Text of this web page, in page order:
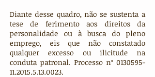
Diante desse quadro, não se sustenta a
tese de ferimento aos direitos da
personalidade ou à busca do pleno
emprego, eis que não constatado
qualquer excesso ou ilicitude na
conduta patronal. Processo nº 0130595-
11.2015.5.13.0023.